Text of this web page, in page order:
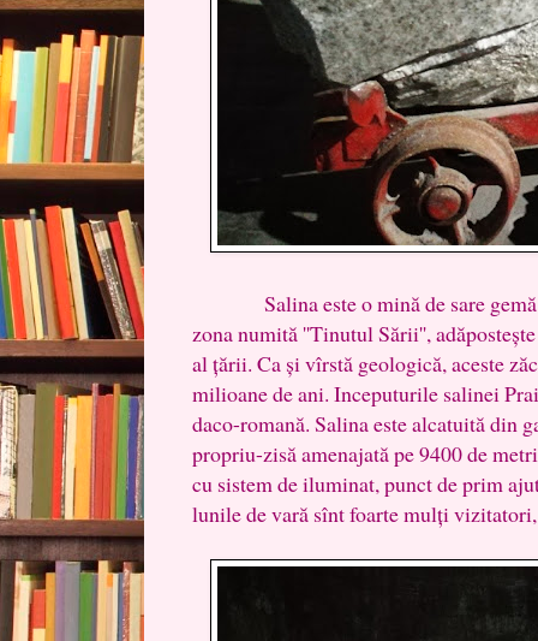
Salina este o mină de sare gemă,
zona numită ''Tinutul Sării'',
al țării. Ca și vîrstă geologică, aceste
milioane de ani. Inceputurile salinei
daco-romană. Salina este alcatuită din
propriu-zisă amenajată pe 9400 de
cu sistem de iluminat, punct de prim
lunile de vară sînt foarte mulți